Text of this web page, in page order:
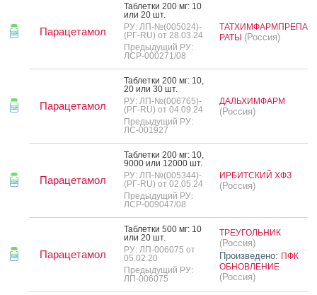
Парацетамол
Таб­летки 200 мг: 10
или 20 шт.
РУ: ЛП-№(005024)-
(РГ-RU) от 28.03.24
Предыдущий РУ:
ЛСР-000271/08
ТАТХИМФАРМПРЕПА
РАТЫ (Россия)
Парацетамол
Таб­летки 200 мг: 10,
20 или 30 шт.
РУ: ЛП-№(006765)-
(РГ-RU) от 04.09.24
Предыдущий РУ:
ЛС-001927
ДАЛЬХИМФАРМ
(Россия)
Парацетамол
Таб­летки 200 мг: 10,
9000 или 12000 шт.
РУ: ЛП-№(005344)-
(РГ-RU) от 02.05.24
Предыдущий РУ:
ЛСР-009047/08
ИРБИТСКИЙ ХФЗ
(Россия)
Парацетамол
Таб­летки 500 мг: 10
или 20 шт.
РУ: ЛП-006075 от
05.02.20
Предыдущий РУ:
ЛП-006075
ТРЕУГОЛЬНИК
(Россия)
Произведено: ПФК
ОБНОВЛЕНИЕ
(Россия)